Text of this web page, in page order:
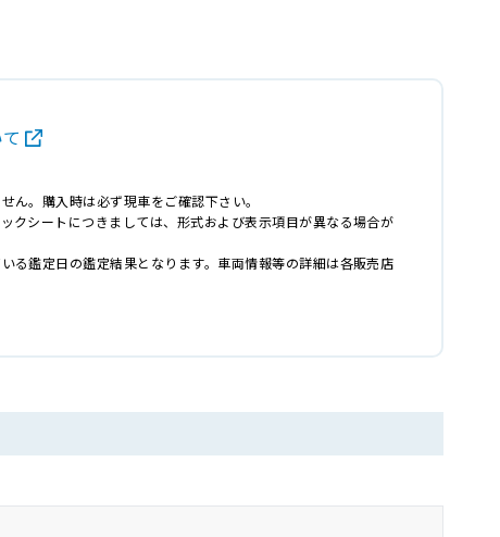
ん。購入時は必ず現車をご確認下さい。
クシートにつきましては、形式および表示項目が異なる場合が
る鑑定日の鑑定結果となります。車両情報等の詳細は各販売店